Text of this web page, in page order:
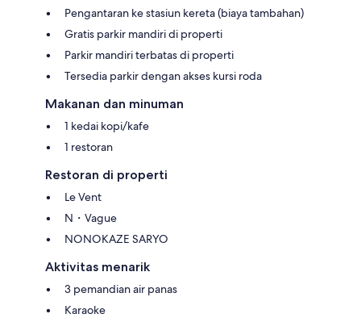
Pengantaran ke stasiun kereta (biaya tambahan)
Gratis parkir mandiri di properti
Parkir mandiri terbatas di properti
Tersedia parkir dengan akses kursi roda
Makanan dan minuman
1 kedai kopi/kafe
1 restoran
Restoran di properti
Le Vent
N・Vague
NONOKAZE SARYO
Aktivitas menarik
3 pemandian air panas
Karaoke